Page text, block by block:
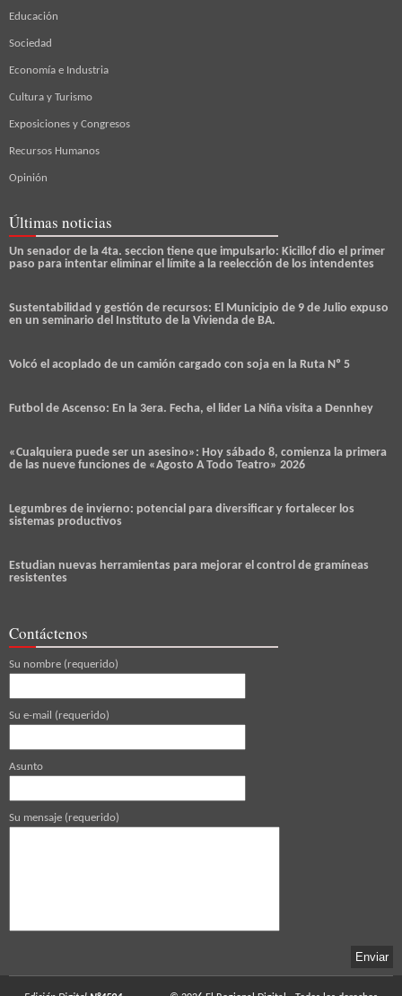
Educación
Sociedad
Economía e Industria
Cultura y Turismo
Exposiciones y Congresos
Recursos Humanos
Opinión
Últimas noticias
Un senador de la 4ta. seccion tiene que impulsarlo: Kicillof dio el primer
paso para intentar eliminar el límite a la reelección de los intendentes
Sustentabilidad y gestión de recursos: El Municipio de 9 de Julio expuso
en un seminario del Instituto de la Vivienda de BA.
Volcó el acoplado de un camión cargado con soja en la Ruta Nº 5
Futbol de Ascenso: En la 3era. Fecha, el lider La Niña visita a Dennhey
«Cualquiera puede ser un asesino»: Hoy sábado 8, comienza la primera
de las nueve funciones de «Agosto A Todo Teatro» 2026
Legumbres de invierno: potencial para diversificar y fortalecer los
sistemas productivos
Estudian nuevas herramientas para mejorar el control de gramíneas
resistentes
Contáctenos
Su nombre (requerido)
Su e-mail (requerido)
Asunto
Su mensaje (requerido)